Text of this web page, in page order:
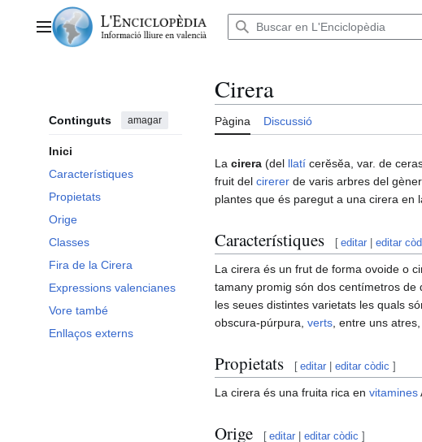
contingutMenú principal
Continguts amagar
Inici
Característiques
Propietats
Orige
Classes
Fira de la Cirera
Expressions valencianes
Vore també
Enllaços externs
Cirera
Pàgina Discussió
La cirera (del llatí cerĕsĕa, var. de
fruit del cirerer de varis arbres del
plantes que és paregut a una cirera en
Característiques [ editar |editar
La cirera és un frut de forma ovoide o
tamany promig són dos centímetros
les seues distintes varietats les quals
obscura-púrpura, verts , entre uns
Propietats [ editar |editar còdic ]
La cirera és una fruita rica en vitamines
Orige [ editar |editar còdic ]